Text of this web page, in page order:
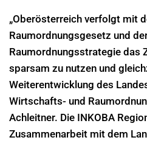
„Oberösterreich verfolgt mit
Raumordnungsgesetz und
Raumordnungsstrategie das
sparsam zu nutzen und
Weiterentwicklung des
Wirtschafts- und
Achleitner. Die INKOBA
Zusammenarbeit mit dem